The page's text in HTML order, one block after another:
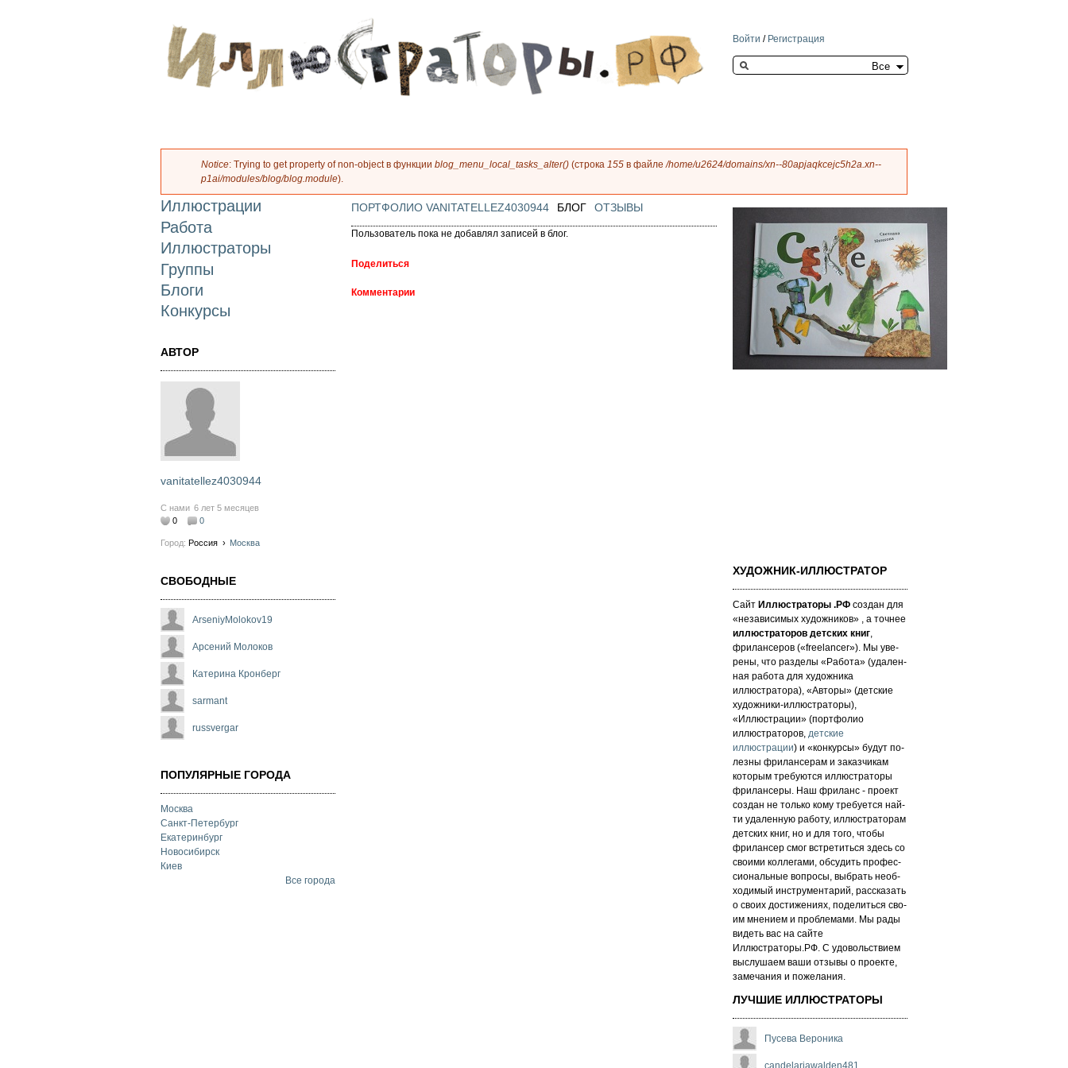
Войти / Регистрация
Search this site
Сообщение об ошибке
Notice: Trying to get property of non-object в функции blog_menu_local_tasks_alter() (строка 155 в файле/home/u2624/domains/xn--80apjaqkcejc5h2a.xn--
p1ai/modules/blog/blog.module).
Иллюстрации
Работа
Иллюстраторы
Группы
Блоги
Конкурсы
АВТОР
vanitatellez4030944
С нами 6 лет 5 месяцев
0
0
Город: Россия › Москва
СВОБОДНЫЕ
ArseniyMolokov19
Арсений Молоков
Катерина Кронберг
sarmant
russvergar
ПОПУЛЯРНЫЕ ГОРОДА
Москва
Санкт-Петербург
Екатеринбург
Новосибирск
Киев
Все города
ПОРТФОЛИО VANITATELLEZ4030944 БЛОГ ОТЗЫВЫ
Пользователь пока не добавлял записей в блог.
Поделиться
Комментарии
ХУДОЖНИК-ИЛЛЮСТРАТОР
Сайт Иллюстраторы .РФ создан для
«не­за­ви­си­мых ху­дож­ни­ков» , а точнее
иллюстраторов детских книг,
фрилансеров («fre­elan­cer»). Мы уве­
ре­ны, что раз­де­лы «Работа» (уда­лен­
ная работа для художника
иллюстратора), «Авторы» (детские
художники-иллюстраторы),
«Иллюстрации» (портфолио
иллюстраторов, детские
иллюстрации) и «кон­кур­сы» бу­дут по­
лез­ны фри­лан­се­рам и за­каз­чи­кам
которым требуются иллюстраторы
фрилансеры. Наш фри­ланс - про­ект
соз­дан не толь­ко кому требуется най­
ти уда­лен­ную ра­бо­ту, иллюстраторам
детских книг, но и для то­го, что­бы
фри­лан­сер смог встре­тить­ся здесь со
сво­ими кол­ле­га­ми, об­су­дить про­фес­
си­ональ­ные воп­ро­сы, выб­рать не­об­
хо­ди­мый инс­тру­мен­та­рий, расс­ка­зать
о сво­их дос­ти­же­ни­ях, по­де­лить­ся сво­
им мнением и проб­ле­ма­ми. Мы рады
ви­деть вас на сай­те
Иллюстраторы.РФ. С удо­воль­стви­ем
выс­лу­ша­ем ва­ши от­зы­вы о про­ек­те,
за­ме­ча­ни­я и по­же­ла­ни­я.
ЛУЧШИЕ ИЛЛЮСТРАТОРЫ
Пусева Вероника
candelariawalden481